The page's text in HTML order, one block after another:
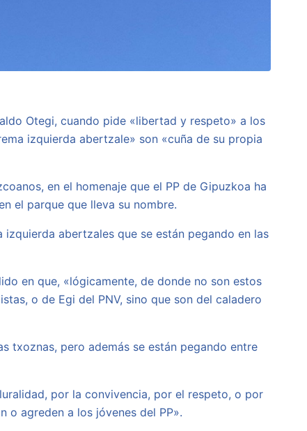
Otegi, cuando pide «libertad y respeto» a los
izquierda abertzale» son «cuña de su propia
en el homenaje que el PP de Gipuzkoa ha
el parque que lleva su nombre.
abertzales que se están pegando en las
en que, «lógicamente, de donde no son estos
o de Egi del PNV, sino que son del caladero
txoznas, pero además se están pegando entre
por la convivencia, por el respeto, o por
o agreden a los jóvenes del PP».